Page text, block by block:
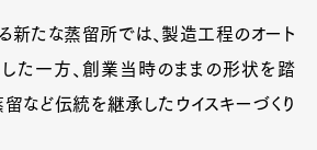
新たな蒸留所では、製造工程のオート
た一方、創業当時のままの形状を踏
など伝統を継承したウイスキーづくり